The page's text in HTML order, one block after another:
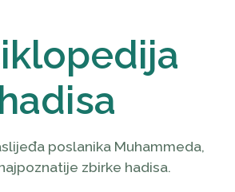
hadisa
poslanika Muhammeda,
zbirke hadisa.